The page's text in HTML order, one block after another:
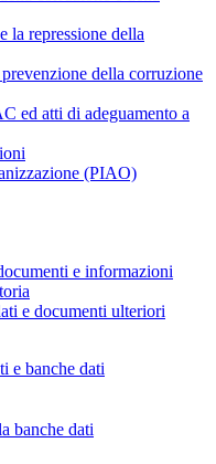
la repressione della
della corruzione
ed atti di adeguamento a
(PIAO)
e informazioni
e documenti ulteriori
e banche dati
banche dati